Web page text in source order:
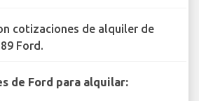
cotizaciones de alquiler de
Ford.
de Ford para alquilar: